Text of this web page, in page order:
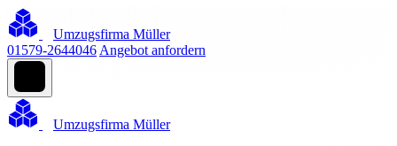
Umzugsfirma Müller
01579-2644046 Angebot anfordern
Umzugsfirma Müller